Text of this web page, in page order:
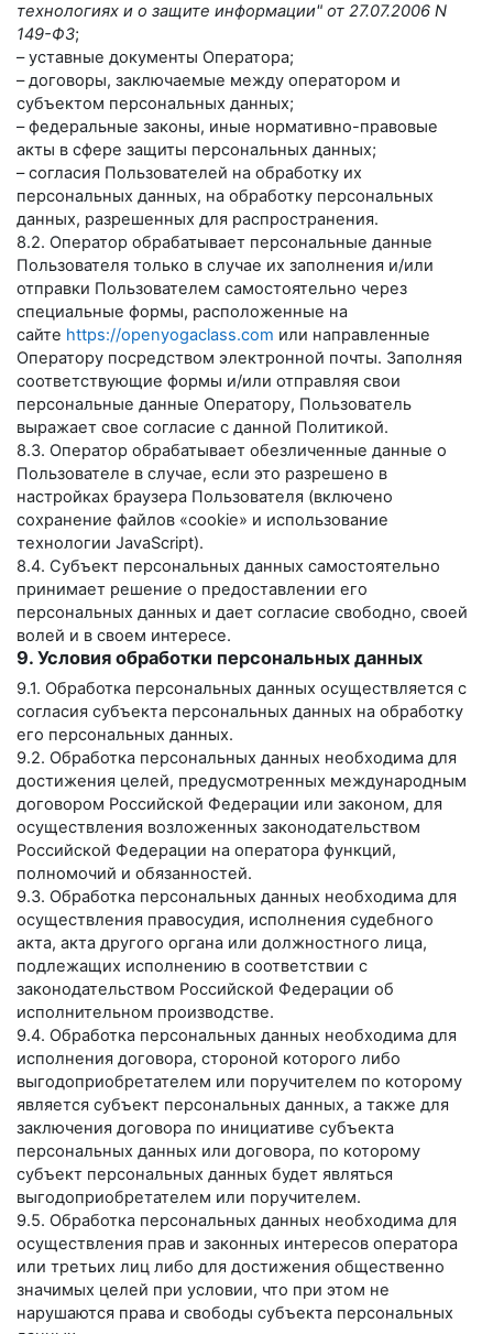
технологиях и о защите информации" от 27.07.2006 N
149-ФЗ;
– уставные документы Оператора;
– договоры, заключаемые между оператором и
субъектом персональных данных;
– федеральные законы, иные нормативно-правовые
акты в сфере защиты персональных данных;
– согласия Пользователей на обработку их
персональных данных, на обработку персональных
данных, разрешенных для распространения.
8.2. Оператор обрабатывает персональные данные
Пользователя только в случае их заполнения и/или
отправки Пользователем самостоятельно через
специальные формы, расположенные на
сайте https://openyogaclass.com или направленные
Оператору посредством электронной почты. Заполняя
соответствующие формы и/или отправляя свои
персональные данные Оператору, Пользователь
выражает свое согласие с данной Политикой.
8.3. Оператор обрабатывает обезличенные данные о
Пользователе в случае, если это разрешено в
настройках браузера Пользователя (включено
сохранение файлов «cookie» и использование
технологии JavaScript).
8.4. Субъект персональных данных самостоятельно
принимает решение о предоставлении его
персональных данных и дает согласие свободно, своей
волей и в своем интересе.
9. Условия обработки персональных данных
9.1. Обработка персональных данных осуществляется с
согласия субъекта персональных данных на обработку
его персональных данных.
9.2. Обработка персональных данных необходима для
достижения целей, предусмотренных международным
договором Российской Федерации или законом, для
осуществления возложенных законодательством
Российской Федерации на оператора функций,
полномочий и обязанностей.
9.3. Обработка персональных данных необходима для
осуществления правосудия, исполнения судебного
акта, акта другого органа или должностного лица,
подлежащих исполнению в соответствии с
законодательством Российской Федерации об
исполнительном производстве.
9.4. Обработка персональных данных необходима для
исполнения договора, стороной которого либо
выгодоприобретателем или поручителем по которому
является субъект персональных данных, а также для
заключения договора по инициативе субъекта
персональных данных или договора, по которому
субъект персональных данных будет являться
выгодоприобретателем или поручителем.
9.5. Обработка персональных данных необходима для
осуществления прав и законных интересов оператора
или третьих лиц либо для достижения общественно
значимых целей при условии, что при этом не
нарушаются права и свободы субъекта персональных